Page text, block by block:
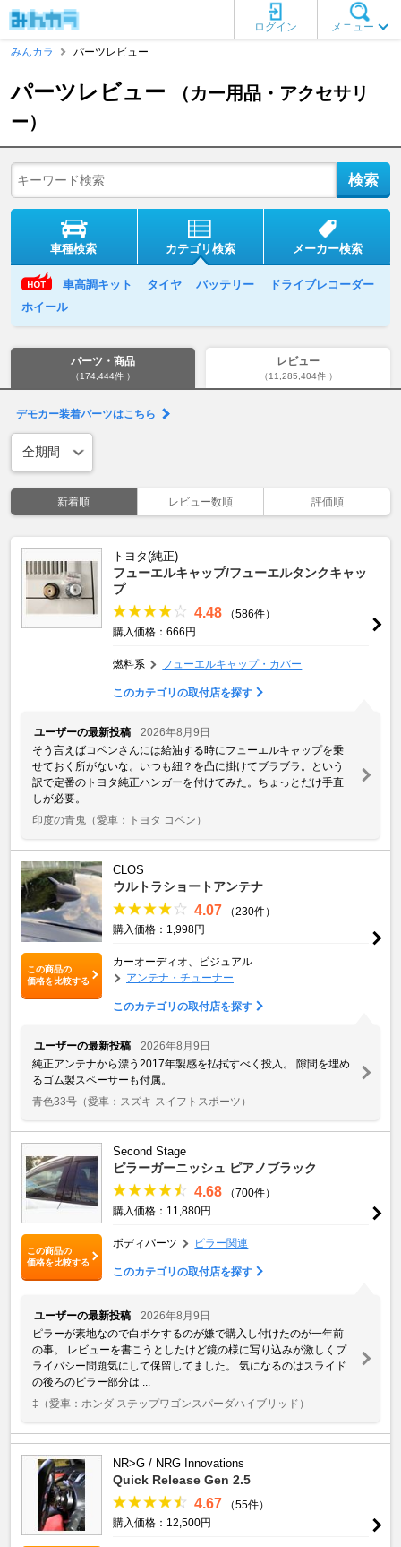
メニュー
ログイン
みんカラ
パーツレビュー
パーツレビュー
（カー用品・アクセサリ
ー）
車種検索 カテゴリ検索 メーカー検索
車高調キット タイヤ バッテリー
ドライブレコーダー
ホイール
パーツ・商品
（174,444件 ）
レビュー
（11,285,404件 ）
デモカー装着パーツはこちら
新着順 レビュー数順 評価順
トヨタ(純正)
フューエルキャップ/フューエルタンクキャッ
プ
4.48
（586件）
購入価格：666円
燃料系 フューエルキャップ・カバー
このカテゴリの取付店を探す
ユーザーの最新投稿
2026年8月9日
そう言えばコペンさんには給油する時にフューエルキャップを乗
せておく所がないな。いつも紐？を凸に掛けてブラブラ。という
訳で定番のトヨタ純正ハンガーを付けてみた。ちょっとだけ手直
しが必要。
印度の青鬼
（愛車：トヨタ コペン）
この商品の
価格を比較する
CLOS
ウルトラショートアンテナ
4.07
（230件）
購入価格：1,998円
カーオーディオ、ビジュアル
アンテナ・チューナー
このカテゴリの取付店を探す
ユーザーの最新投稿
2026年8月9日
純正アンテナから漂う2017年製感を払拭すべく投入。 隙間を埋め
るゴム製スペーサーも付属。
青色33号 （愛車：スズキ スイフトスポーツ）
この商品の
価格を比較する
Second Stage
ピラーガーニッシュ ピアノブラック
4.68
（700件）
購入価格：11,880円
ボディパーツ ピラー関連
このカテゴリの取付店を探す
ユーザーの最新投稿
2026年8月9日
ピラーが素地なので白ボケするのが嫌で購入し付けたのが一年前
の事。 レビューを書こうとしたけど鏡の様に写り込みが激しくプ
ライバシー問題気にして保留してました。 気になるのはスライド
の後ろのピラー部分は ...
‡ （愛車：ホンダ ステップワゴンスパーダハイブリッド）
NR>G / NRG Innovations
Quick Release Gen 2.5
4.67
（55件）
購入価格：12,500円